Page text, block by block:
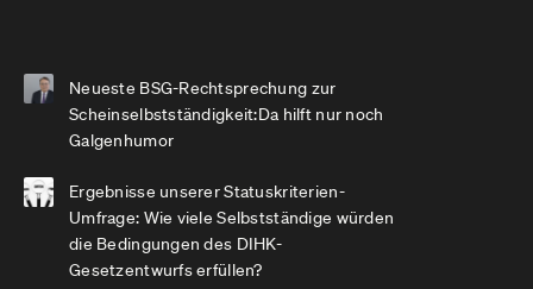
Neueste BSG-Rechtsprechung zur
Scheinselbstständigkeit:Da hilft nur noch
Galgenhumor
Ergebnisse unserer Statuskriterien-
Umfrage: Wie viele Selbstständige würden
die Bedingungen des DIHK-
Gesetzentwurfs erfüllen?